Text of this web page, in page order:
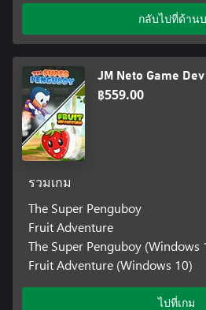
กลับไปที่ด้าน
JM Neto Game
฿559.00
รวมเกม
The Super Penguboy
Fruit Adventure
The Super Penguboy (Windows
Fruit Adventure (Windows 10)
ไปที่เกม